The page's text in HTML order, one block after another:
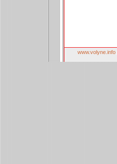
www.volyne.info